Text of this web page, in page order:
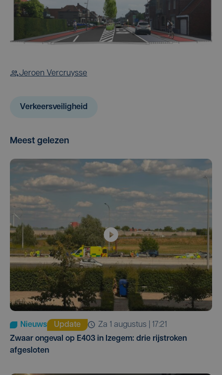
Jeroen Vercruysse
Verkeersveiligheid
Meest gelezen
Nieuws Update
za 1 augustus | 17:21
Zwaar ongeval op E403 in Izegem: drie rijstroken
afgesloten